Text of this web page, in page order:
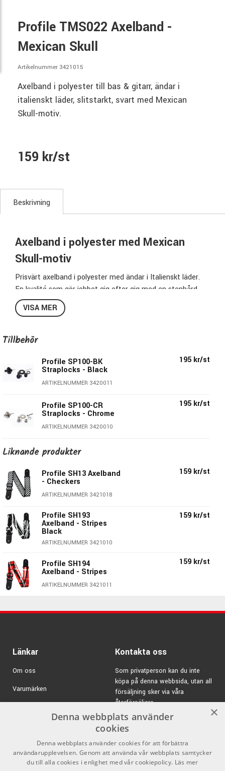
Profile TMS022 Axelband -
Mexican Skull
Artikelnummer 3421015
Axelband i polyester till bas & gitarr, ändar i
italienskt läder, slitstarkt, svart med Mexican
Skull-motiv.
159 kr/st
Beskrivning
Axelband i polyester med Mexican
Skull-motiv
Prisvärt axelband i polyester med ändar i Italienskt läder.
En kvalité som gör jobbet gig efter gig med en stenhård
look!
Steglöst justerbar längd för att du ska kunna hitta den
Coolt Mexican Skull-mönster på svart bakgrund.
Specifikationer:
Mönster:
Mexican Skull
Min längd:95cm
Max längd:150cm
Material:Polyester
Profile - Prisvärda gitarraxelband!
Profiles axelband är förmodligen de mest prisvärda
axelbanden på marknaden. Att dom dessutom är
coola & exklusiva mönster, färger & varianter gör dom bara
ännu mer intressanta.
Här finner du modeller handgjorda av finaste & mjukaste
olika färger, mönster & utföranden.
Pimpa dig själv & din gitarr med ett axelband från Profile,
så är du redo för vilket gig som helst!
VISA MER
Tillbehör
Profile SP100-BK
Straplocks - Black
ARTIKELNUMMER 3420011
195 kr/st
Profile SP100-CR
Straplocks - Chrome
ARTIKELNUMMER 3420010
195 kr/st
Liknande produkter
Profile SH13 Axelband
- Checkers
ARTIKELNUMMER 3421018
159 kr/st
Profile SH193
Axelband - Stripes
Black
ARTIKELNUMMER 3421010
159 kr/st
Profile SH194
Axelband - Stripes
ARTIKELNUMMER 3421011
159 kr/st
- Tribal Sun
ARTIKELNUMMER 3421020
159 kr/st
Profile SH25 Axelband
- Tongue Red
ARTIKELNUMMER 3421016
159 kr/st
Länkar
Om oss
Varumärken
Försäljningsvillkor
Inlogg för återförsäljare
Kontakta oss
Som privatperson kan du inte
köpa på denna webbsida, utan all
försäljning sker via våra
återförsäljare.
E-post:info@emnordic.se
×
Denna webbplats använder
cookies
Denna webbplats använder cookies för att förbättra
användarupplevelsen. Genom att använda vår webbplats samtycker
du till alla cookies i enlighet med vår cookiepolicy. Läs mer